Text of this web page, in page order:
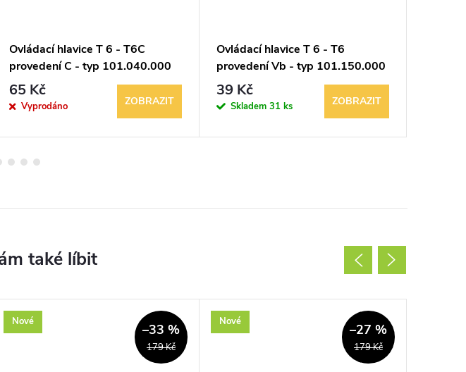
Ovládací hlavice T 6 - T6C
provedení C - typ 101.040.000
65 Kč
Vyprodáno ZOBRAZIT
Ovládací hlavice T 6 - T6
provedení Vb - typ 101.150.000
39 Kč
Skladem 31 ks ZOBRAZIT
Nové
179 Kč
–33 % Nové
179 Kč
–27 %